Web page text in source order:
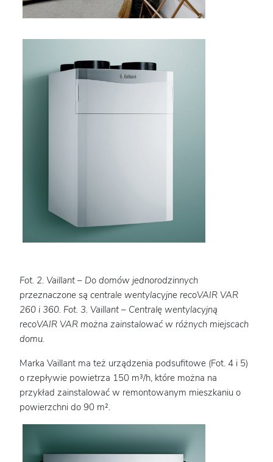
Fot. 2. Vaillant – Do domów jednorodzinnych
przeznaczone są centrale wentylacyjne recoVAIR VAR
260 i 360. Fot. 3. Vaillant – Centralę wentylacyjną
recoVAIR VAR można zainstalować w różnych miejscach
domu.
Marka Vaillant ma też urządzenia podsufitowe (Fot. 4 i 5)
o rzepływie powietrza 150 m³/h, które można na
przykład zainstalować w remontowanym mieszkaniu o
powierzchni do 90 m².